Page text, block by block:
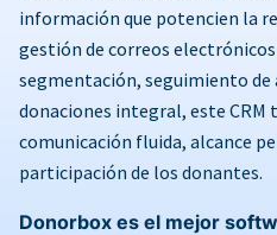
información que potencien la
gestión de correos
segmentación, seguimiento de
donaciones integral, este CRM
comunicación fluida, alcance
participación de los donantes.
Donorbox es el mejor